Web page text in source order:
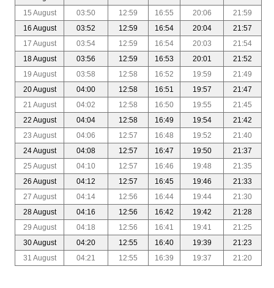
15 August
03:50 12:59 16:55 20:06
21:59
16 August
03:52 12:59 16:54 20:04
21:57
17 August
03:54 12:59 16:54 20:03
21:54
18 August
03:56 12:59 16:53 20:01
21:52
19 August
03:58 12:58 16:52 19:59
21:49
20 August
04:00 12:58 16:51 19:57
21:47
21 August
04:02 12:58 16:50 19:55
21:45
22 August
04:04 12:58 16:49 19:54
21:42
23 August
04:06 12:57 16:48 19:52
21:40
24 August
04:08 12:57 16:47 19:50
21:37
25 August
04:10 12:57 16:46 19:48
21:35
26 August
04:12 12:57 16:45 19:46
21:33
27 August
04:14 12:56 16:44 19:44
21:30
28 August
04:16 12:56 16:42 19:42
21:28
29 August
04:18 12:56 16:41 19:41
21:25
30 August
04:20 12:55 16:40 19:39
21:23
31 August
04:21 12:55 16:39 19:37 21:20